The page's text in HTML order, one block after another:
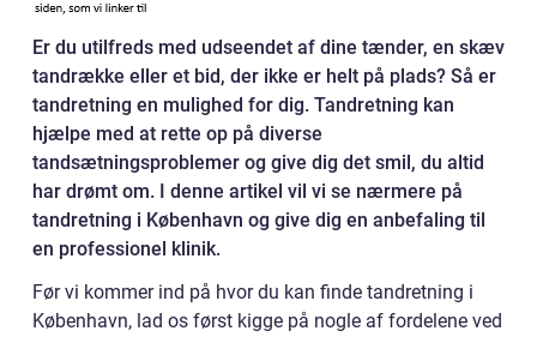
Er du utilfreds med udseendet af dine tænder, en skæv
tandrække eller et bid, der ikke er helt på plads? Så er
tandretning en mulighed for dig. Tandretning kan
hjælpe med at rette op på diverse
tandsætningsproblemer og give dig det smil, du altid
har drømt om. I denne artikel vil vi se nærmere på
tandretning i København og give dig en anbefaling til
en professionel klinik.
Før vi kommer ind på hvor du kan finde tandretning i
København, lad os først kigge på nogle af fordelene ved